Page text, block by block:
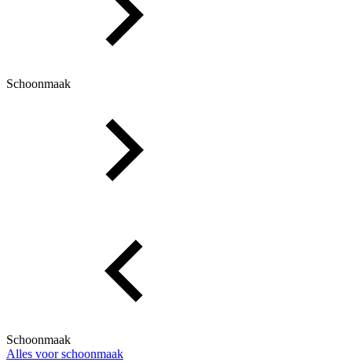
Schoonmaak
Schoonmaak
Alles voor schoonmaak